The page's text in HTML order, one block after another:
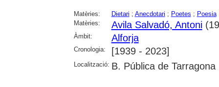
Matèries: Dietari ; Anecdotari ; Poetes ; Poesia
Matèries:
Avila Salvadó, Antoni
Àmbit: Alforja
Cronologia: [1939 - 2023]
Localització: B. Pública de Tarragona